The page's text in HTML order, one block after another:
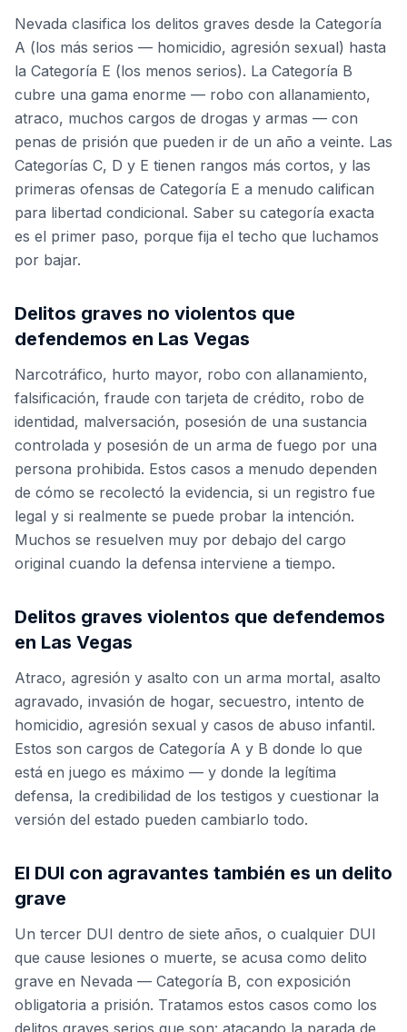
Nevada clasifica los delitos graves desde la Categoría
A (los más serios — homicidio, agresión sexual) hasta
la Categoría E (los menos serios). La Categoría B
cubre una gama enorme — robo con allanamiento,
atraco, muchos cargos de drogas y armas — con
penas de prisión que pueden ir de un año a veinte. Las
Categorías C, D y E tienen rangos más cortos, y las
primeras ofensas de Categoría E a menudo califican
para libertad condicional. Saber su categoría exacta
es el primer paso, porque fija el techo que luchamos
por bajar.
Delitos graves no violentos que
defendemos en Las Vegas
Narcotráfico, hurto mayor, robo con allanamiento,
falsificación, fraude con tarjeta de crédito, robo de
identidad, malversación, posesión de una sustancia
controlada y posesión de un arma de fuego por una
persona prohibida. Estos casos a menudo dependen
de cómo se recolectó la evidencia, si un registro fue
legal y si realmente se puede probar la intención.
Muchos se resuelven muy por debajo del cargo
original cuando la defensa interviene a tiempo.
Delitos graves violentos que defendemos
en Las Vegas
Atraco, agresión y asalto con un arma mortal, asalto
agravado, invasión de hogar, secuestro, intento de
homicidio, agresión sexual y casos de abuso infantil.
Estos son cargos de Categoría A y B donde lo que
está en juego es máximo — y donde la legítima
defensa, la credibilidad de los testigos y cuestionar la
versión del estado pueden cambiarlo todo.
El DUI con agravantes también es un delito
grave
Un tercer DUI dentro de siete años, o cualquier DUI
que cause lesiones o muerte, se acusa como delito
grave en Nevada — Categoría B, con exposición
obligatoria a prisión. Tratamos estos casos como los
delitos graves serios que son: atacando la parada de